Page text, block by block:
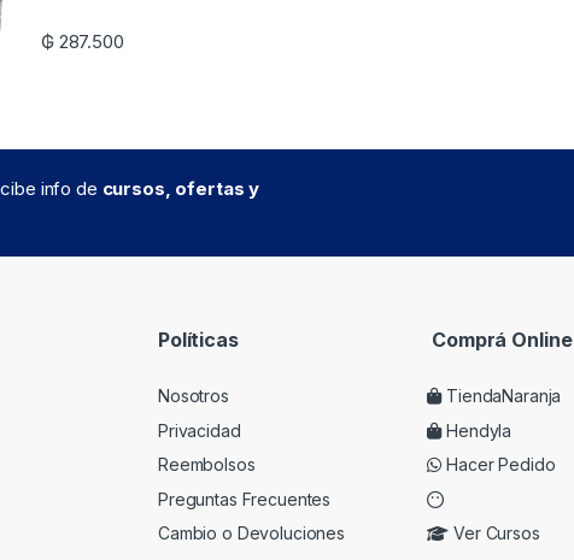
₲ 287.500
info de cursos, ofertas y
Políticas
Nosotros
Privacidad
Reembolsos
Preguntas Frecuentes
Cambio o Devoluciones
Comprá Online
TiendaNaranja
Hendyla
Hacer Pedido
Ver Cursos